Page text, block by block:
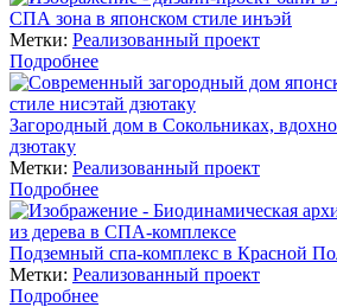
СПА зона в японском стиле инъэй
Метки: Реализованный проект
Подробнее
Загородный дом в Сокольниках,
дзютаку
Метки: Реализованный проект
Подробнее
Подземный спа-комплекс в Красной
Метки: Реализованный проект
Подробнее